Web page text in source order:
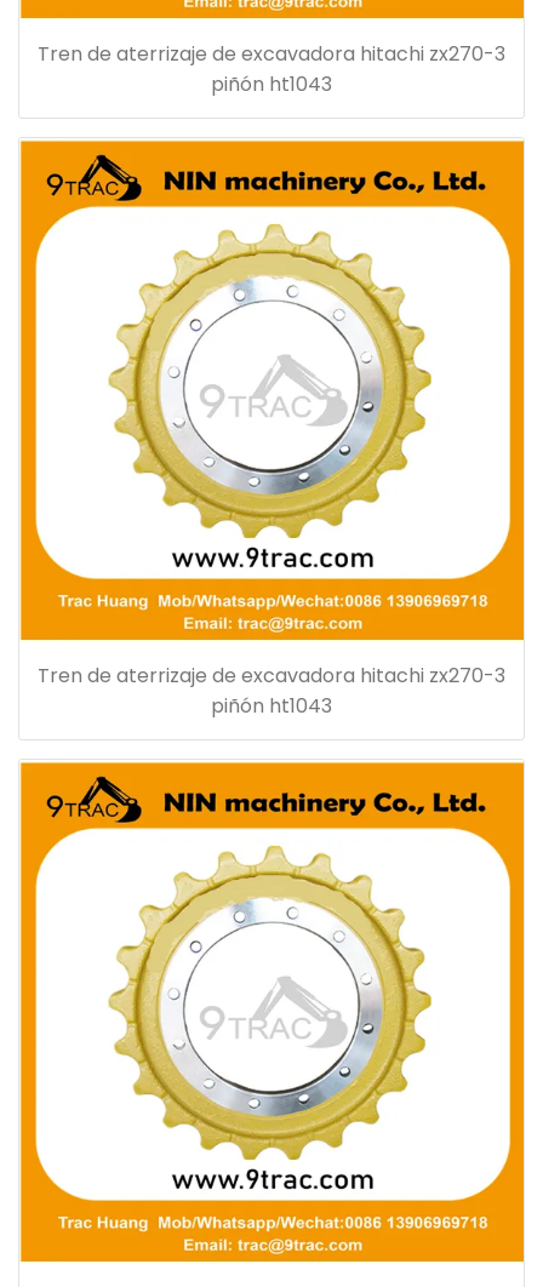
Tren de aterrizaje de excavadora hitachi zx270-3
piñón ht1043
Tren de aterrizaje de excavadora hitachi zx270-3
piñón ht1043